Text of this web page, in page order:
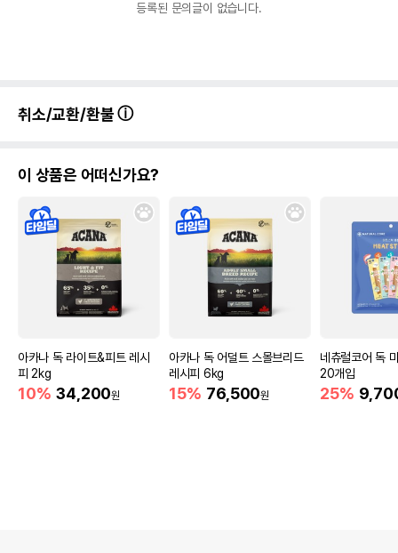
등록된 문의글이 없습니다.
취소/교환/환불
이 상품은 어떠신가요?
아카나 독 라이트&피트 레시
피 2kg
10% 34,200원
아카나 독 어덜트 스몰브리드
레시피 6kg
15% 76,500원
네츄럴코어 독
20개입
25%